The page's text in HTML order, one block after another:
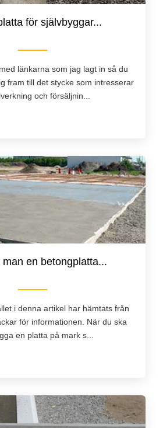
för självbyggar...
länkarna som jag lagt in så du
fram till det stycke som intresserar
och försäljnin...
man en betongplatta...
i denna artikel har hämtats från
för informationen. När du ska
en platta på mark s...